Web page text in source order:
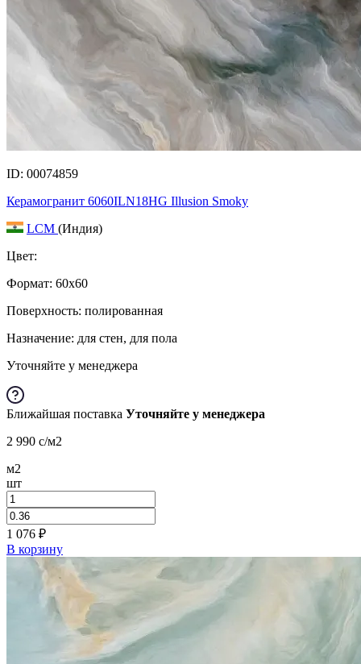
ID: 00074859
Керамогранит 6060ILN18HG Illusion Smoky
LCM (Индия)
Цвет:
Формат: 60x60
Поверхность: полированная
Назначение: для стен, для пола
Уточняйте у менеджера
Ближайшая поставка Уточняйте у менеджера
2 990 c/м2
м2
шт
1 076 ₽
В корзину